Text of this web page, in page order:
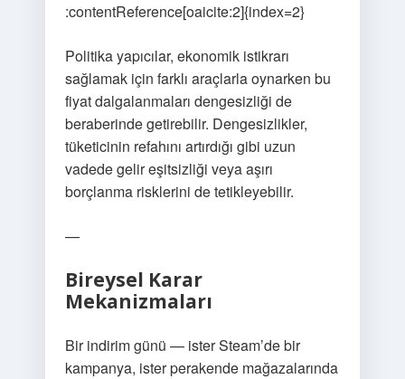
:contentReference[oaicite:2]{index=2}
Politika yapıcılar, ekonomik istikrarı
sağlamak için farklı araçlarla oynarken bu
fiyat dalgalanmaları dengesizliği de
beraberinde getirebilir. Dengesizlikler,
tüketicinin refahını artırdığı gibi uzun
vadede gelir eşitsizliği veya aşırı
borçlanma risklerini de tetikleyebilir.
—
Bireysel Karar
Mekanizmaları
Bir indirim günü — ister Steam’de bir
kampanya, ister perakende mağazalarında